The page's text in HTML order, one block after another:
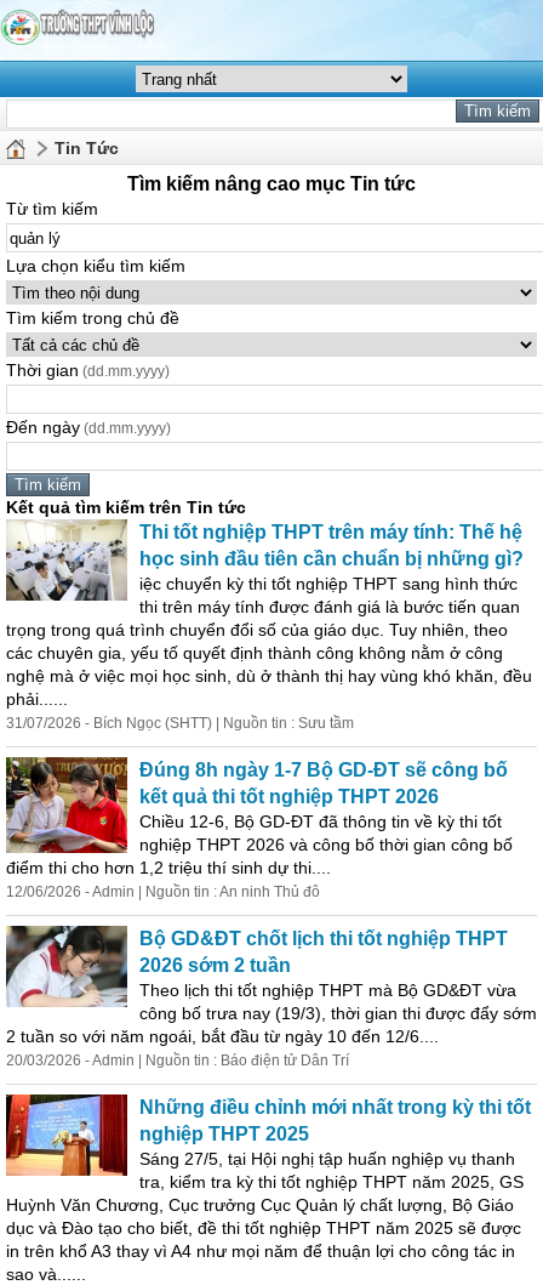
Tin Tức
Tìm kiếm nâng cao mục Tin tức
Từ tìm kiếm
Lựa chọn kiểu tìm kiếm
Tìm kiếm trong chủ đề
Thời gian (dd.mm.yyyy)
Đến ngày (dd.mm.yyyy)
Kết quả tìm kiếm trên Tin tức
Thi tốt nghiệp THPT trên máy tính: Thế hệ
học sinh đầu tiên cần chuẩn bị những gì?
iệc chuyển kỳ thi tốt nghiệp THPT sang hình thức
thi trên máy tính được đánh giá là bước tiến quan
trọng trong quá trình chuyển đổi số của giáo dục. Tuy nhiên, theo
các chuyên gia, yếu tố quyết định thành công không nằm ở công
nghệ mà ở việc mọi học sinh, dù ở thành thị hay vùng khó khăn, đều
phải......
31/07/2026 - Bích Ngọc (SHTT) | Nguồn tin : Sưu tầm
Đúng 8h ngày 1-7 Bộ GD-ĐT sẽ công bố
kết quả thi tốt nghiệp THPT 2026
Chiều 12-6, Bộ GD-ĐT đã thông tin về kỳ thi tốt
nghiệp THPT 2026 và công bố thời gian công bố
điểm thi cho hơn 1,2 triệu thí sinh dự thi....
12/06/2026 - Admin | Nguồn tin : An ninh Thủ đô
Bộ GD&ĐT chốt lịch thi tốt nghiệp THPT
2026 sớm 2 tuần
Theo lịch thi tốt nghiệp THPT mà Bộ GD&ĐT vừa
công bố trưa nay (19/3), thời gian thi được đẩy sớm
2 tuần so với năm ngoái, bắt đầu từ ngày 10 đến 12/6....
20/03/2026 - Admin | Nguồn tin : Báo điện tử Dân Trí
Những điều chỉnh mới nhất trong kỳ thi tốt
nghiệp THPT 2025
Sáng 27/5, tại Hội nghị tập huấn nghiệp vụ thanh
tra, kiểm tra kỳ thi tốt nghiệp THPT năm 2025, GS
Huỳnh Văn Chương, Cục trưởng Cục Quản lý chất lượng, Bộ Giáo
dục và Đào tạo cho biết, đề thi tốt nghiệp THPT năm 2025 sẽ được
in trên khổ A3 thay vì A4 như mọi năm để thuận lợi cho công tác in
sao và......